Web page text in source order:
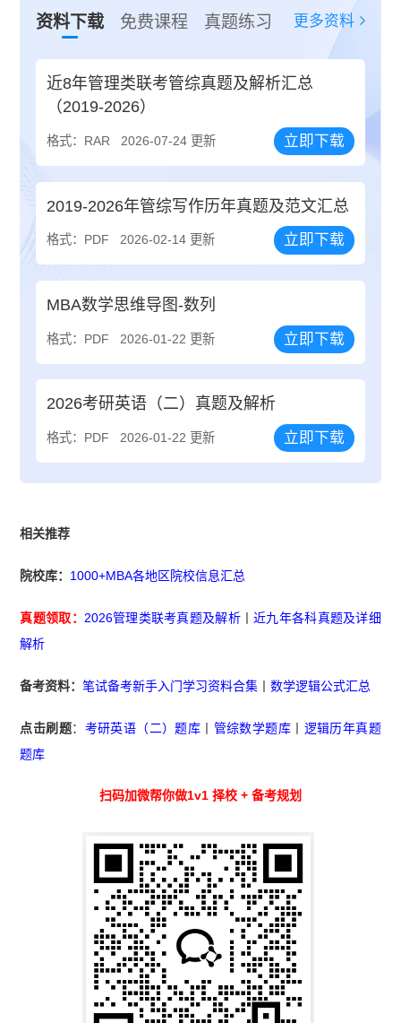
资料下载 免费课程 真题练习 更多资料
近8年管理类联考管综真题及解析汇总
（2019-2026）
格式：RAR 2026-07-24 更新 立即下载
2019-2026年管综写作历年真题及范文汇总
格式：PDF 2026-02-14 更新 立即下载
MBA数学思维导图-数列
格式：PDF 2026-01-22 更新 立即下载
2026考研英语（二）真题及解析
格式：PDF 2026-01-22 更新 立即下载
相关推荐
院校库： 1000+MBA各地区院校信息汇总
真题领取： 2026管理类联考真题及解析丨近九年各科真题及详细
解析
备考资料：笔试备考新手入门学习资料合集 丨数学逻辑公式汇总
点击刷题： 考研英语（二）题库 丨 管综数学题库 丨 逻辑历年真题
题库
扫码加微帮你做1v1 择校 + 备考规划